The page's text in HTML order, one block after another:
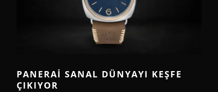
PANERAI SANAL DÜNYAYI KEŞFE
ÇIKIYOR